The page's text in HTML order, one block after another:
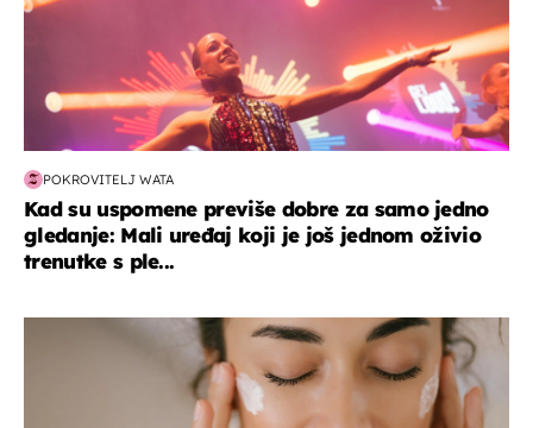
POKROVITELJ WATA
Kad su uspomene previše dobre za samo jedno
gledanje: Mali uređaj koji je još jednom oživio
trenutke s ple...
moda & ljepota